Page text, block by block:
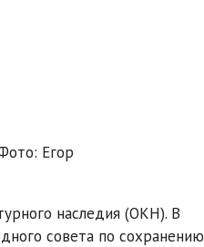
Егор
наследия (ОКН). В
совета по сохранению